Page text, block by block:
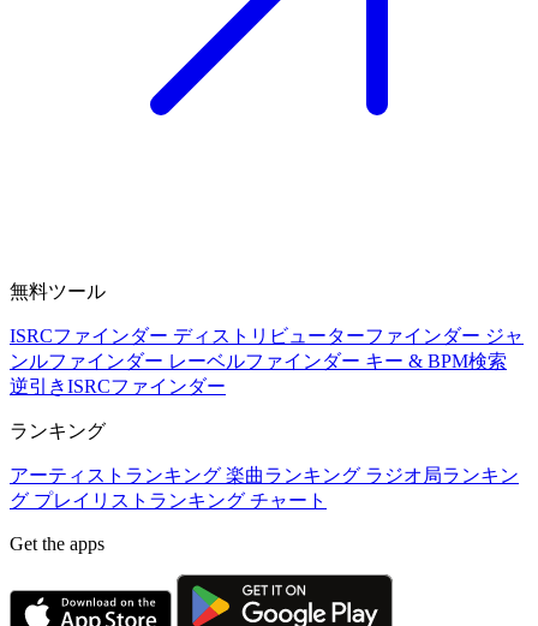
無料ツール
ISRCファインダー ディストリビューターファインダー ジャ
ンルファインダー レーベルファインダー キー & BPM検索
逆引きISRCファインダー
ランキング
アーティストランキング 楽曲ランキング ラジオ局ランキン
グ プレイリストランキング チャート
Get the apps